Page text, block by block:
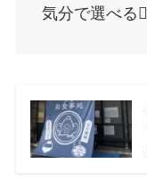
気分で選べる